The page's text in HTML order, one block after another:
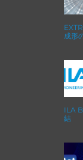
成形
ILA
結